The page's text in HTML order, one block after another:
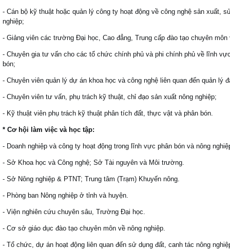
- Cán bộ kỹ thuật hoặc quản lý công ty hoạt động về công nghệ sản xuất,
nghiệp;
- Giảng viên các trường Đại học, Cao đẳng, Trung cấp đào tạo chuyên môn
- Chuyên gia tư vấn cho các tổ chức chính phủ và phi chính phủ về lĩnh
bón;
- Chuyên viên quản lý dự án khoa học và công nghệ liên quan đến quản lý
- Chuyên viên tư vấn, phụ trách kỹ thuật, chỉ đạo sản xuất nông nghiệp;
- Kỹ thuật viên phụ trách kỹ thuật phân tích đất, thực vật và phân bón.
* Cơ hội làm việc và học tập:
- Doanh nghiệp và công ty hoạt động trong lĩnh vực phân bón và nông
- Sở Khoa học và Công nghệ; Sở Tài nguyên và Môi trường.
- Sở Nông nghiệp & PTNT; Trung tâm (Trạm) Khuyến nông.
- Phòng ban Nông nghiệp ở tỉnh và huyện.
- Viện nghiên cứu chuyên sâu, Trường Đại học.
- Cơ sở giáo dục đào tạo chuyên môn về nông nghiệp.
- Tổ chức, dự án hoạt động liên quan đến sử dụng đất, canh tác nông